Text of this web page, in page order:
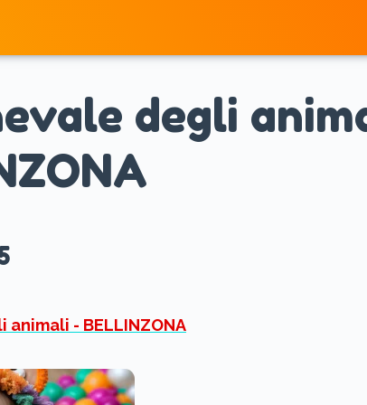
degli
- BELLINZONA